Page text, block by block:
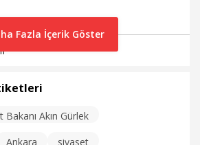
Fazla İçerik Göster
Bakanı Akın Gürlek
Ankara siyaset